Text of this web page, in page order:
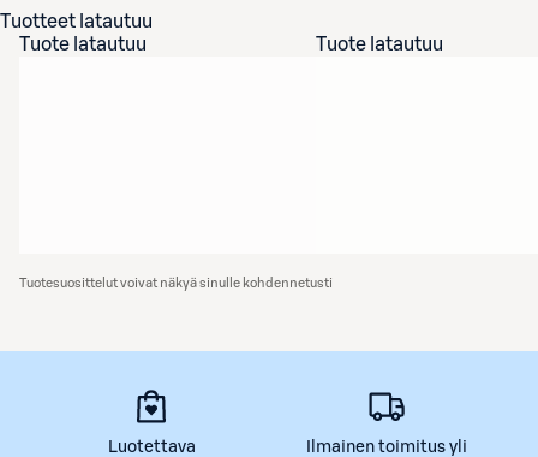
Tuotteet latautuu
Tuote latautuu
Tuote latautuu
Tuotesuosittelut voivat näkyä sinulle kohdennetusti
Luotettava
Ilmainen toimitus yli